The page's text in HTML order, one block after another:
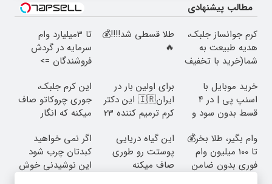
کرم جوانساز جلبک،
هدیه طبیعت به
شما(خرید با تخفیف
ویژه)
طلا قسطی شد!!!!💰
🔥
تا 3میلیارد وام
سرمایه در گردش
فروشندگان =>
فروشگاهت رو ثبت
خرید موبایل با
قسط بدون سود و
کارمزد!
ایران🇮🇷 این دکتر
کرم ترمیم کننده 23
روزه ساخت!
این کرم جلبک،
جوری چروکاتو صاف
میکنه که انگار
بوتاکس کردی!
وام بگیر، طلا بخر💰
تا 100 میلیون وام
فوری بدون ضامن
این گیاه دریایی
پوستت رو طوری
صاف میکنه
انگار20سال جوون
شدی🔥لینک خرید
اگر نمی خواهید
کبدتان چرب شود
این نوشیدنی خوش
طعم را بنوشید
مطالب مرتبط